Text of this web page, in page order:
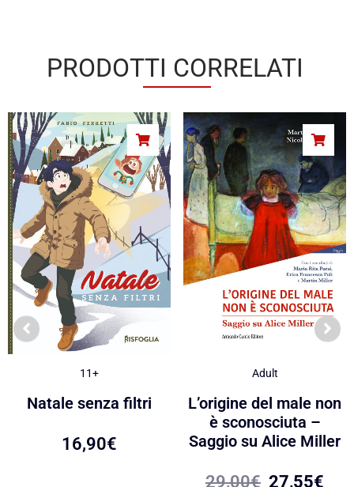
PRODOTTI CORRELATI
11+
Natale senza filtri
16,90€
Adult
L’origine del male non
è sconosciuta –
Saggio su Alice Miller
29,00€ 27,55€